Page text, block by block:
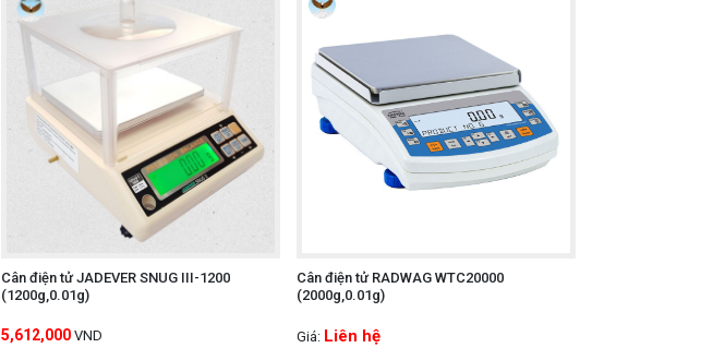
Cân điện tử JADEVER SNUG III-1200
(1200g,0.01g)
5,612,000 VND
Cân điện tử RADWAG WTC20000
(2000g,0.01g)
Giá: Liên hệ